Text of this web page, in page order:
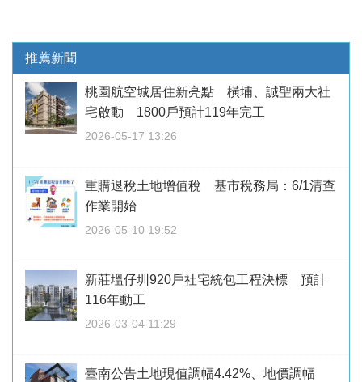
推薦新聞
桃園航空城居住新亮點 橫埔、誠聖兩大社
宅啟動 1800戶預計119年完工
2026-05-17 13:26
重購退稅土地增值稅 基市稅務局：6/1清查
作業開始
2026-05-10 19:52
新莊塭仔圳920戶社宅統包工程決標 預計
116年動工
2026-03-04 11:29
臺南公告土地現值調幅4.42%、地價調幅